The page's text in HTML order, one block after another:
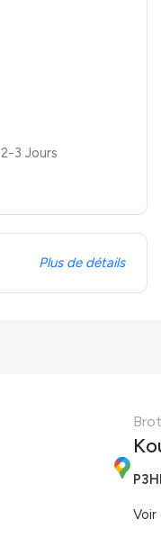
2-3 Jours
Plus de détails
Voir